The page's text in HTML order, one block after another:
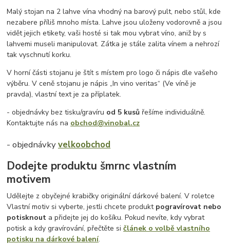
Malý stojan na 2 lahve vína vhodný na barový pult, nebo stůl, kde
nezabere příliš mnoho místa. Lahve jsou uloženy vodorovně a jsou
vidět jejich etikety, vaši hosté si tak mou vybrat víno, aniž by s
lahvemi museli manipulovat. Zátka je stále zalita vínem a nehrozí
tak vyschnutí korku.
V horní části stojanu je štít s místem pro logo či nápis dle vašeho
výběru. V ceně stojanu je nápis „In vino veritas“ (Ve víně je
pravda), vlastní text je za příplatek.
- objednávky bez tisku/gravíru od 5 kusů řešíme individuálně.
Kontaktujte nás na obchod@vinobal.cz
- objednávkyvelkoobchod
Dodejte produktu šmrnc vlastním
motivem
Udělejte z obyčejné krabičky originální dárkové balení. V roletce
Vlastní motiv si vyberte, jestli chcete produkt pogravírovat nebo
potisknout a přidejte jej do košíku. Pokud nevíte, kdy vybrat
potisk a kdy gravírování, přečtěte sičlánek o volbě vlastního
potisku na dárkové balení.